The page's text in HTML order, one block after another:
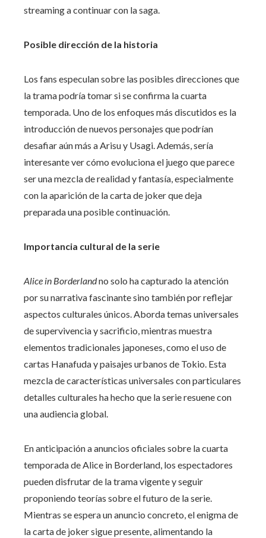
streaming a continuar con la saga.
Posible dirección de la historia
Los fans especulan sobre las posibles direcciones que
la trama podría tomar si se confirma la cuarta
temporada. Uno de los enfoques más discutidos es la
introducción de nuevos personajes que podrían
desafiar aún más a Arisu y Usagi. Además, sería
interesante ver cómo evoluciona el juego que parece
ser una mezcla de realidad y fantasía, especialmente
con la aparición de la carta de joker que deja
preparada una posible continuación.
Importancia cultural de la serie
Alice in Borderlandno solo ha capturado la atención
por su narrativa fascinante sino también por reflejar
aspectos culturales únicos. Aborda temas universales
de supervivencia y sacrificio, mientras muestra
elementos tradicionales japoneses, como el uso de
cartas Hanafuda y paisajes urbanos de Tokio. Esta
mezcla de características universales con particulares
detalles culturales ha hecho que la serie resuene con
una audiencia global.
En anticipación a anuncios oficiales sobre la cuarta
temporada de Alice in Borderland, los espectadores
pueden disfrutar de la trama vigente y seguir
proponiendo teorías sobre el futuro de la serie.
Mientras se espera un anuncio concreto, el enigma de
la carta de joker sigue presente, alimentando la